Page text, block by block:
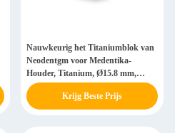
Nauwkeurig het Titaniumblok van
Neodentgm voor Medentika-
Houder, Titanium, Ø15.8 mm,
135,253
Krijg Beste Prijs